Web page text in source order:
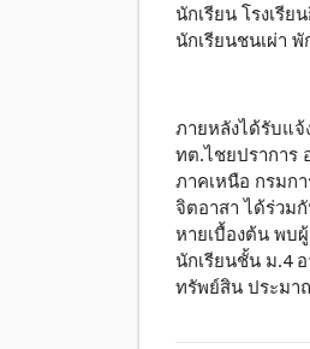
นักเรียน โรงเรี
นักเรียนชนเผ่า
ภายหลังได้รับแจ้
ทต.ไชยปราการ
ภาคเหนือ กรมก
จิตอาสา ได้ร่วม
หายเบื้องต้น พบ
นักเรียนชั้น ม.4
ทรัพย์สิน ประมา